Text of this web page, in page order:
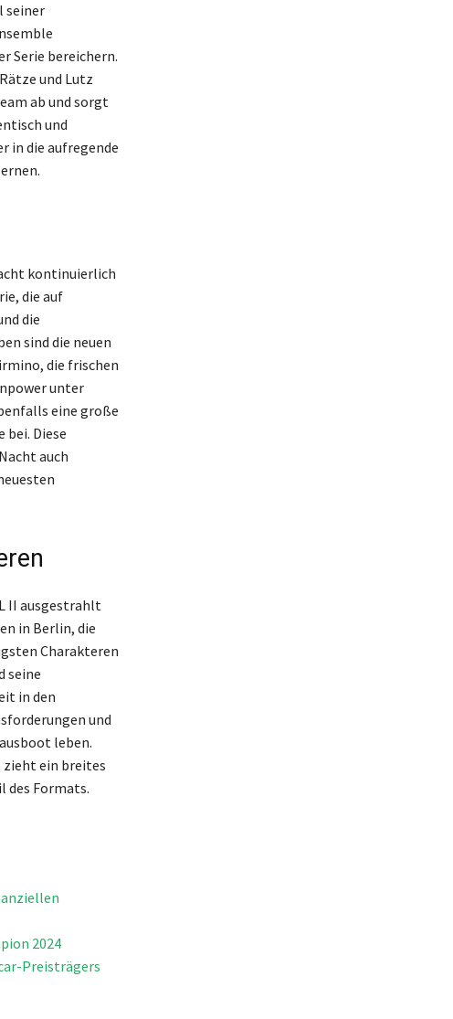
seiner
Serie bereichern.
und Lutz
ab und sorgt
und
in die aufregende
kontinuierlich
die auf
die
sind die neuen
die frischen
unter
eine große
bei. Diese
auch
II ausgestrahlt
in Berlin, die
Charakteren
seine
in den
und
leben.
zieht ein breites
des Formats.
2024
Preisträgers